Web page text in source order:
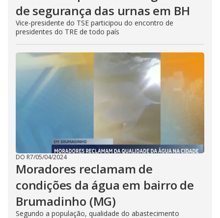
de segurança das urnas em BH
Vice-presidente do TSE participou do encontro de
presidentes do TRE de todo país
DO R7/05/04/2024
Moradores reclamam de
condições da água em bairro de
Brumadinho (MG)
Segundo a população, qualidade do abastecimento